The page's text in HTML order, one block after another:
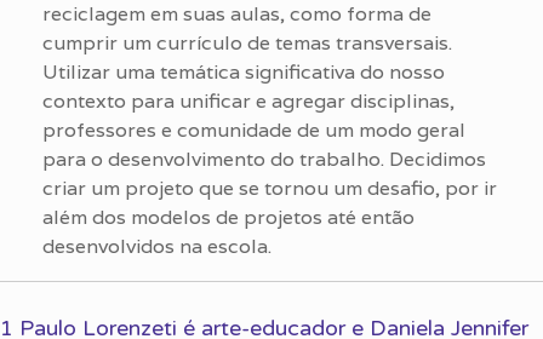
reciclagem em suas aulas, como forma de
cumprir um currículo de temas transversais.
Utilizar uma temática significativa do nosso
contexto para unificar e agregar disciplinas,
professores e comunidade de um modo geral
para o desenvolvimento do trabalho. Decidimos
criar um projeto que se tornou um desafio, por ir
além dos modelos de projetos até então
desenvolvidos na escola.
1 Paulo Lorenzeti é arte-educador e Daniela Jennifer